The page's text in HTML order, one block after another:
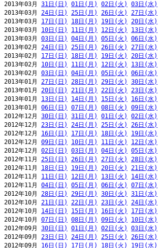
2013年03月 31日(日) 01日(月) 02日(火) 03日(水)
2013年03月 24日(日) 25日(月) 26日(火) 27日(水)
2013年03月 17日(日) 18日(月) 19日(火) 20日(水)
2013年03月 10日(日) 11日(月) 12日(火) 13日(水)
2013年03月 03日(日) 04日(月) 05日(火) 06日(水)
2013年02月 24日(日) 25日(月) 26日(火) 27日(水)
2013年02月 17日(日) 18日(月) 19日(火) 20日(水)
2013年02月 10日(日) 11日(月) 12日(火) 13日(水)
2013年02月 03日(日) 04日(月) 05日(火) 06日(水)
2013年01月 27日(日) 28日(月) 29日(火) 30日(水)
2013年01月 20日(日) 21日(月) 22日(火) 23日(水)
2013年01月 13日(日) 14日(月) 15日(火) 16日(水)
2013年01月 06日(日) 07日(月) 08日(火) 09日(水)
2012年12月 30日(日) 31日(月) 01日(火) 02日(水)
2012年12月 23日(日) 24日(月) 25日(火) 26日(水)
2012年12月 16日(日) 17日(月) 18日(火) 19日(水)
2012年12月 09日(日) 10日(月) 11日(火) 12日(水)
2012年12月 02日(日) 03日(月) 04日(火) 05日(水)
2012年11月 25日(日) 26日(月) 27日(火) 28日(水)
2012年11月 18日(日) 19日(月) 20日(火) 21日(水)
2012年11月 11日(日) 12日(月) 13日(火) 14日(水)
2012年11月 04日(日) 05日(月) 06日(火) 07日(水)
2012年10月 28日(日) 29日(月) 30日(火) 31日(水)
2012年10月 21日(日) 22日(月) 23日(火) 24日(水)
2012年10月 14日(日) 15日(月) 16日(火) 17日(水)
2012年10月 07日(日) 08日(月) 09日(火) 10日(水)
2012年09月 30日(日) 01日(月) 02日(火) 03日(水)
2012年09月 23日(日) 24日(月) 25日(火) 26日(水)
2012年09月 16日(日) 17日(月) 18日(火) 19日(水)